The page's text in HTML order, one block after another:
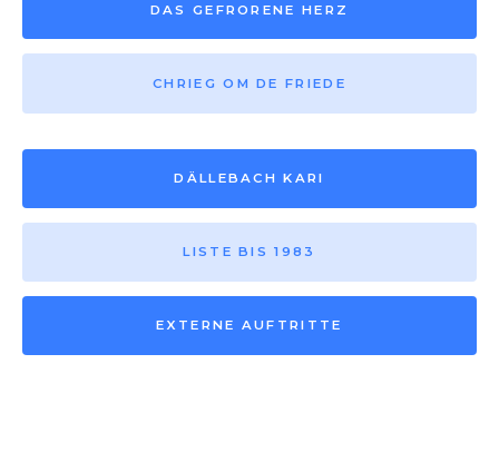
DAS GEFRORENE HERZ
CHRIEG OM DE FRIEDE
DÄLLEBACH KARI
LISTE BIS 1983
EXTERNE AUFTRITTE